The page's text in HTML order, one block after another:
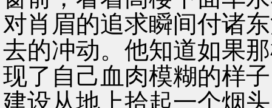
对肖眉的追求瞬间付诸
去的冲动。他知道如果
现了自己血肉模糊的样
建设从地上拾起一个烟